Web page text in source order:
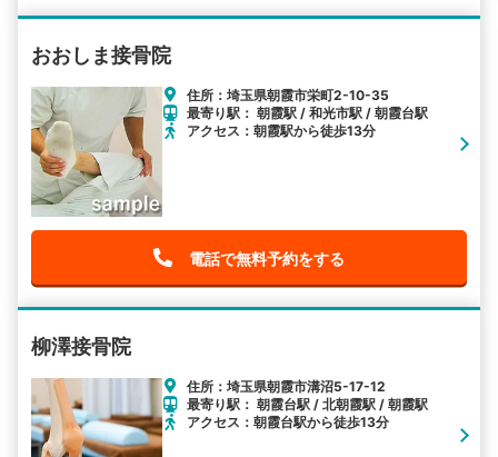
おおしま接骨院
住所：埼玉県朝霞市栄町2-10-35
最寄り駅： 朝霞駅 / 和光市駅 / 朝霞台駅
アクセス：朝霞駅から徒歩13分
電話で無料予約をする
柳澤接骨院
住所：埼玉県朝霞市溝沼5-17-12
最寄り駅： 朝霞台駅 / 北朝霞駅 / 朝霞駅
アクセス：朝霞台駅から徒歩13分